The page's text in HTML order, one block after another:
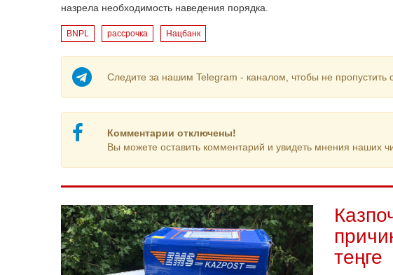
назрела необходимость наведения порядка.
BNPL рассрочка Нацбанк
Следите за нашим Telegram - каналом, чтобы не пропустить
Комментарии отключены!
Вы можете оставить комментарий и увидеть мнения наших
теңге